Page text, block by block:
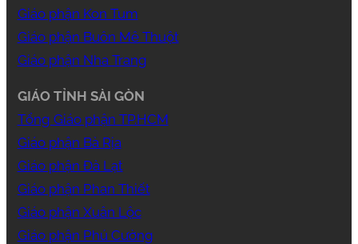
Giáo phận Kon Tum
Giáo phận Buôn Mê Thuột
Giáo phận Nha Trang
GIÁO TỈNH SÀI GÒN
Tổng Giáo phận TP.HCM
Giáo phận Bà Rịa
Giáo phận Đà Lạt
Giáo phận Phan Thiết
Giáo phận Xuân Lộc
Giáo phận Phú Cường